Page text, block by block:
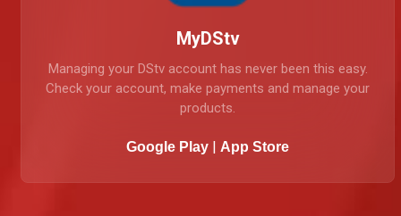
MyDStv
Managing your DStv account has never been this easy.
Check your account, make payments and manage your
products.
Google Play App Store